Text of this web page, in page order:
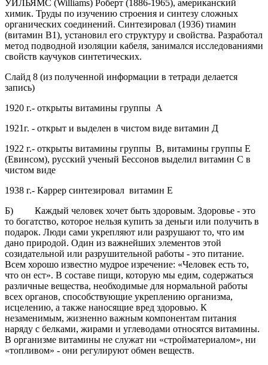
УИЛЬЯМС (Williams) Роберт (1886-1965), американский
химик. Труды по изучению строения и синтезу сложных
органических соединений. Синтезировал (1936) тиамин
(витамин В1), установил его структуру и свойства. Разработал
метод подводной изоляции кабеля, занимался исследованиями
свойств каучуков синтетических.
Слайд 8 (из полученной информации в тетради делается
запись)
1920 г.- открыты витамины группы А
1921г. - открыт и выделен в чистом виде витамин Д
1922 г.- открыты витамины группы В, витамины группы Е
(Евинсом), русский ученый Бессонов выделил витамин С в
чистом виде
1938 г.- Каррер синтезировал витамин Е
Б) Каждый человек хочет быть здоровым. Здоровье - это
то богатство, которое нельзя купить за деньги или получить в
подарок. Люди сами укрепляют или разрушают то, что им
дано природой. Один из важнейших элементов этой
созидательной или разрушительной работы - это питание.
Всем хорошо известно мудрое изречение: «Человек есть то,
что он ест». В составе пищи, которую мы едим, содержаться
различные вещества, необходимые для нормальной работы
всех органов, способствующие укреплению организма,
исцелению, а также наносящие вред здоровью. К
незаменимым, жизненно важным компонентам питания
наряду с белками, жирами и углеводами относятся витамины.
В организме витамины не служат ни «стройматериалом», ни
«топливом» - они регулируют обмен веществ.